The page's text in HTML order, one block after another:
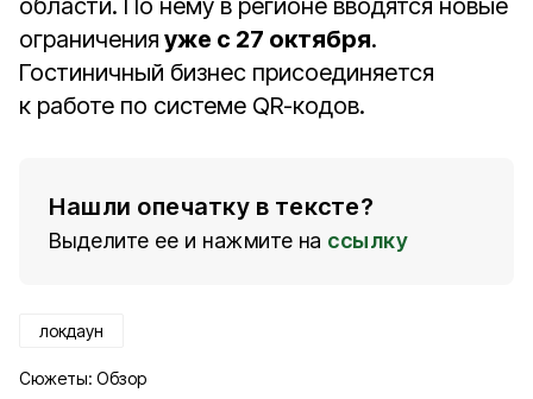
области. По нему в регионе вводятся новые
ограничения уже с 27 октября.
Гостиничный бизнес присоединяется
к работе по системе QR-кодов.
Нашли опечатку в тексте?
Выделите ее и нажмите на ссылку
локдаун
Сюжеты: Обзор